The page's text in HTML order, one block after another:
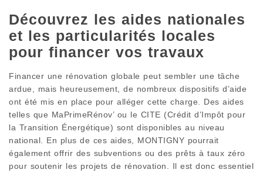
Découvrez les aides nationales
et les particularités locales
pour financer vos travaux
Financer une rénovation globale peut sembler une tâche
ardue, mais heureusement, de nombreux dispositifs d’aide
ont été mis en place pour alléger cette charge. Des aides
telles que MaPrimeRénov’ ou le CITE (Crédit d’Impôt pour
la Transition Énergétique) sont disponibles au niveau
national. En plus de ces aides, MONTIGNY pourrait
également offrir des subventions ou des prêts à taux zéro
pour soutenir les projets de rénovation. Il est donc essentiel